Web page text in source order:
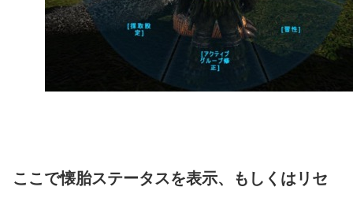
ここで懐胎ステータスを表示、もしくはリセ